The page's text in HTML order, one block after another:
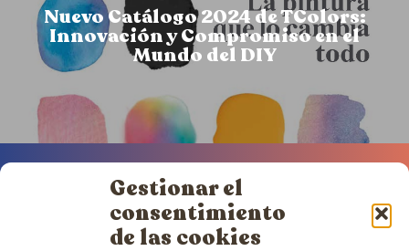
Gestionar el
consentimiento
de las cookies
Nuevo Catálogo 2024 de TColors:
Innovación y Compromiso en el
Mundo del DIY